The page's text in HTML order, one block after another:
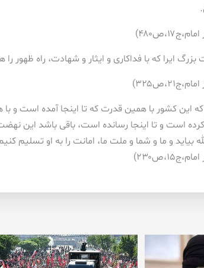
ایرا که با فداکاری و ایثار و شهادت، راه ظهور را
این کشور با همین قدرت که تا اینجا آمده است و
کرده است و تا اینجا رسانده است، باقی باشد این
بیاید و ما و شما و ملت ما، امانت را به او تسلیم